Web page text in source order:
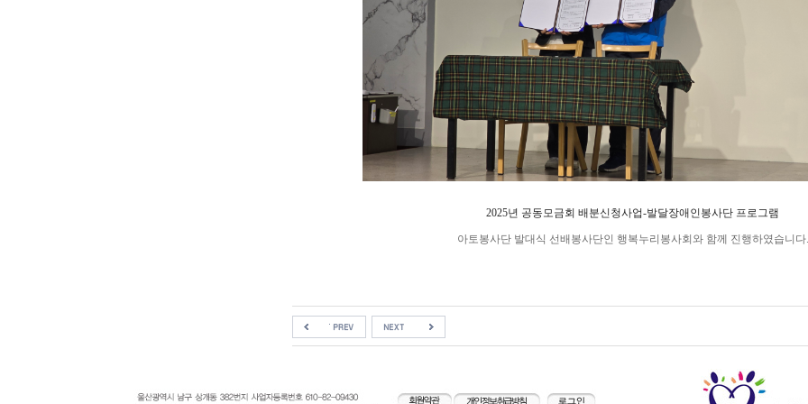
2025년 공동모금회 배분신청사업-발달장애인봉사단 프로그램
아토봉사단 발대식 선배봉사단인 행복누리봉사회와 함께 진행하였습니다.